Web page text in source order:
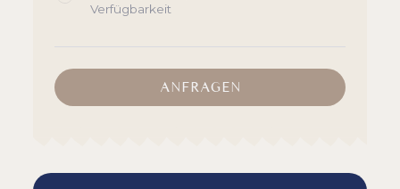
Verfügbarkeit
ANFRAGEN